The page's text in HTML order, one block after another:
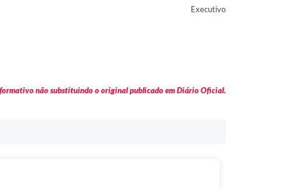
Executivo
não substituindo o original publicado em Diário Oficial.